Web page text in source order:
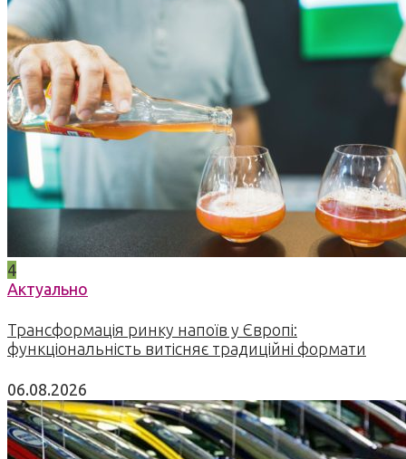
4
Актуально
Трансформація ринку напоїв у Європі:
функціональність витісняє традиційні формати
06.08.2026